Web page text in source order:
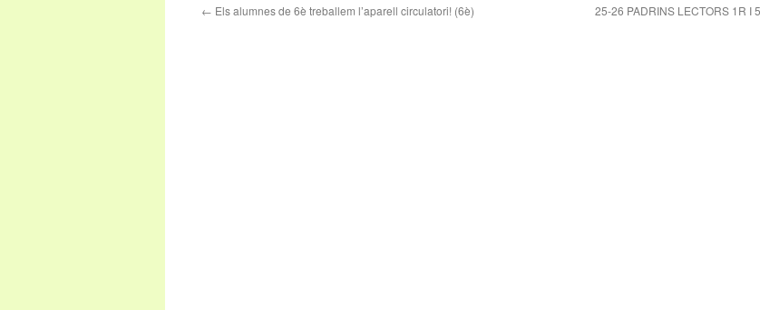
← Els alumnes de 6è treballem l’aparell circulatori! (6è) 25-26 PADRINS LECTORS 1R I